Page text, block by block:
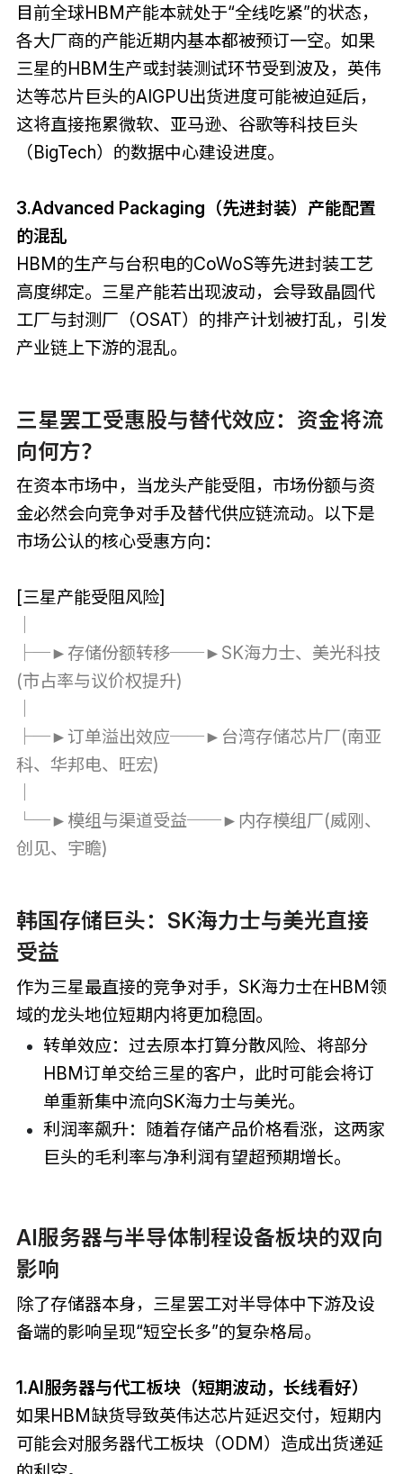
目前全球HBM产能本就处于“全线吃紧”的状态，
各大厂商的产能近期内基本都被预订一空。如果
三星的HBM生产或封装测试环节受到波及，英伟
达等芯片巨头的AIGPU出货进度可能被迫延后，
这将直接拖累微软、亚马逊、谷歌等科技巨头
（BigTech）的数据中心建设进度。
3.Advanced Packaging（先进封装）产能配置
的混乱
HBM的生产与台积电的CoWoS等先进封装工艺
高度绑定。三星产能若出现波动，会导致晶圆代
工厂与封测厂（OSAT）的排产计划被打乱，引发
产业链上下游的混乱。
三星罢工受惠股与替代效应：资金将流
向何方？
在资本市场中，当龙头产能受阻，市场份额与资
金必然会向竞争对手及替代供应链流动。以下是
市场公认的核心受惠方向：
[三星产能受阻风险]
├─►存储份额转移──►SK海力士、美光科技
(市占率与议价权提升)
├─►订单溢出效应──►台湾存储芯片厂(南亚
科、华邦电、旺宏)
└─►模组与渠道受益──►内存模组厂(威刚、
创见、宇瞻)
韩国存储巨头：SK海力士与美光直接
受益
作为三星最直接的竞争对手，SK海力士在HBM领
域的龙头地位短期内将更加稳固。
转单效应：过去原本打算分散风险、将部分
HBM订单交给三星的客户，此时可能会将订
单重新集中流向SK海力士与美光。
利润率飙升：随着存储产品价格看涨，这两家
巨头的毛利率与净利润有望超预期增长。
AI服务器与半导体制程设备板块的双向
影响
除了存储器本身，三星罢工对半导体中下游及设
备端的影响呈现“短空长多”的复杂格局。
1.AI服务器与代工板块（短期波动，长线看好）
如果HBM缺货导致英伟达芯片延迟交付，短期内
可能会对服务器代工板块（ODM）造成出货递延